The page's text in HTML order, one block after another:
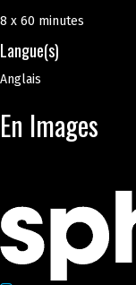
8 x 60 minutes
Langue(s)
Anglais
En Images